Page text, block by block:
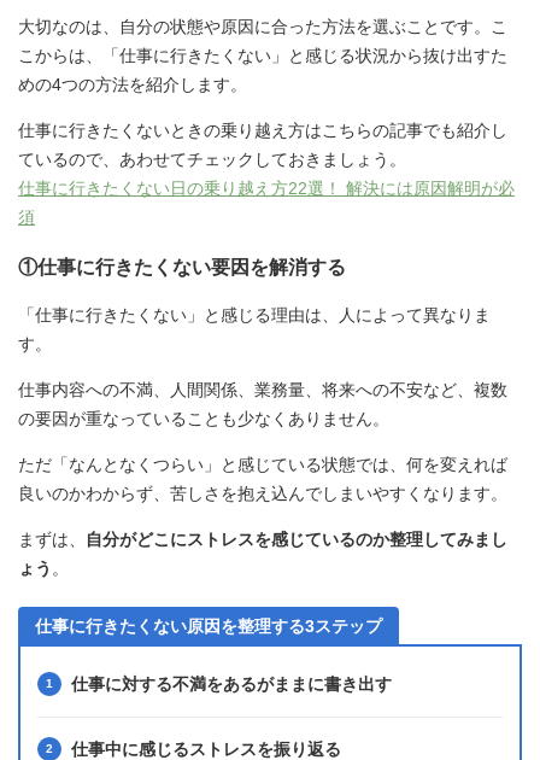
大切なのは、自分の状態や原因に合った方法を選ぶことです。こ
こからは、「仕事に行きたくない」と感じる状況から抜け出すた
めの4つの方法を紹介します。
仕事に行きたくないときの乗り越え方はこちらの記事でも紹介し
ているので、あわせてチェックしておきましょう。
仕事に行きたくない日の乗り越え方22選！ 解決には原因解明が必
須
①仕事に行きたくない要因を解消する
「仕事に行きたくない」と感じる理由は、人によって異なりま
す。
仕事内容への不満、人間関係、業務量、将来への不安など、複数
の要因が重なっていることも少なくありません。
ただ「なんとなくつらい」と感じている状態では、何を変えれば
良いのかわからず、苦しさを抱え込んでしまいやすくなります。
まずは、
自分がどこにストレスを感じているのか整理してみまし
ょう 。
仕事に行きたくない原因を整理する3ステップ
仕事に対する不満をあるがままに書き出す
仕事中に感じるストレスを振り返る